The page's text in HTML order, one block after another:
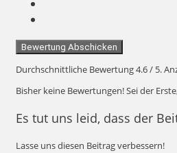
Bewertung Abschicken
Durchschnittliche Bewertung4.6/ 5.
Bisher keine Bewertungen! Sei der
Es tut uns leid, dass der
Lasse uns diesen Beitrag verbessern!